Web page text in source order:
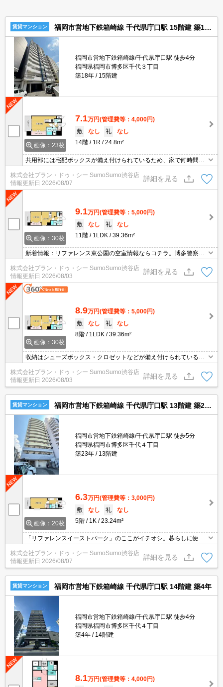
賃貸マンション 福岡市営地下鉄箱崎線 千代県庁口駅 15階建 築18年
福岡市営地下鉄箱崎線/千代県庁口駅 徒歩4分
福岡県福岡市博多区千代３丁目
築18年
15階建
画像：23枚
7.1万円(管理費等：4,000円)
敷
なし 礼
なし
14階
1R 24.8m²
共用部には宅配ボックスが備え付けられているため、家で何時間も
待機する必要がなくなります。セキュリティ面は、オートロック・
TVインターホンなどを設置しているので安全面でも優れておりま
す。化粧品や洗面道具といった小物をまとめて収納できる洗面化粧
台を採用しています。防犯対策もバッチリなマンションタイプの物
株式会社プラン・ドゥ・シー SumoSumo渋谷店
情報更新日 2026/08/07
詳細を見る
画像：30枚
9.1万円(管理費等：5,000円)
敷
なし 礼
なし
11階
1LDK 39.36m²
新着情報：リファレンス東公園の空室情報ならコチラ。博多警察署
千代交番が家から294mのところにあります。共用部には宅配ボッ
クスが付いているため、対面で荷物を受け取る必要がありません。
バルコニー付きのマンションで、用途に合わせて使用できおすすめ
です。
株式会社プラン・ドゥ・シー SumoSumo渋谷店
情報更新日 2026/08/03
詳細を見る
画像：30枚
8.9万円(管理費等：5,000円)
敷
なし 礼
なし
8階
1LDK 39.36m²
収納はシューズボックス・クロゼットなどが備え付けられているの
ターホン・オートロックなど充実しているので安心して生活できま
す。共用部には宅配ボックスが備え付けられているため、忙しくて
在宅可時間が少なくても荷物を受け取れます。バルコニー付きの物
株式会社プラン・ドゥ・シー SumoSumo渋谷店
情報更新日 2026/08/03
詳細を見る
賃貸マンション 福岡市営地下鉄箱崎線 千代県庁口駅 13階建 築23年
福岡市営地下鉄箱崎線/千代県庁口駅 徒歩5分
福岡県福岡市博多区千代４丁目
築23年
13階建
画像：20枚
6.3万円(管理費等：3,000円)
敷
なし 礼
なし
5階
1K 23.24m²
「リファレンスイーストパーク」のここがイチオシ。暮らしに便利
ころにあります。室内設備はCS・ネット使用料不要・エアコンなど
豊富に揃っており、過ごしやすいお部屋になっております。単身者
限定の物件です。
株式会社プラン・ドゥ・シー SumoSumo渋谷店
情報更新日 2026/08/07
詳細を見る
賃貸マンション 福岡市営地下鉄箱崎線 千代県庁口駅 14階建 築4年
福岡市営地下鉄箱崎線/千代県庁口駅 徒歩4分
福岡県福岡市博多区千代４丁目
築4年
14階建
8.1万円(管理費等：4,000円)